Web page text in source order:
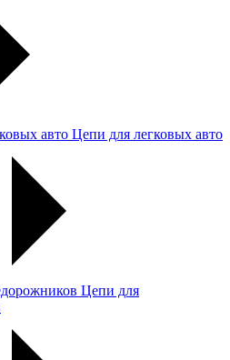
Цепи для легковых авто
Цепи для